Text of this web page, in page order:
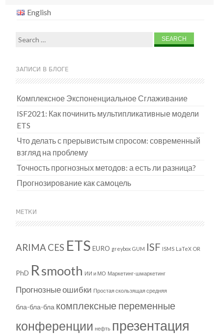
English
Search
ЗАПИСИ В БЛОГЕ
Комплексное Экспоненциальное Сглаживание
ISF2021: Как починить мультипликативные модели
ETS
Что делать с прерывистым спросом: современный
взгляд на проблему
Точность прогнозных методов: а есть ли разница?
Прогнозирование как самоцель
МЕТКИ
ARIMA CES ETS EURO greybox GUM ISF ISMS LaTeX OR
PhD Rsmooth ИИ и МО Маркетинг-шмаркетинг
Прогнозные ошибки Простая скользящая средняя
бла-бла-бла комплексные переменные
конференции нефть презентация